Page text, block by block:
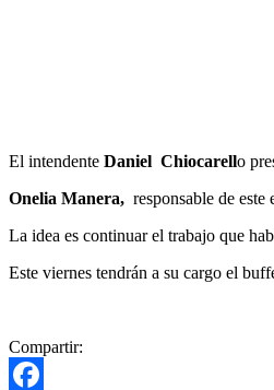
El intendente Daniel Chiocarello
Onelia Manera, responsable de
La idea es continuar el trabajo que
Este viernes tendrán a su cargo el
Compartir: